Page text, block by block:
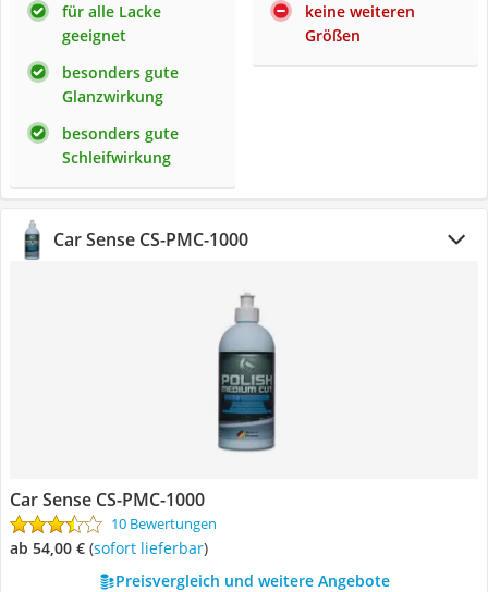
für alle Lacke
geeignet
besonders gute
Glanzwirkung
besonders gute
Schleifwirkung
keine weiteren
Größen
‎Car Sense CS-PMC-1000
‎Car Sense CS-PMC-1000
10 Bewertungen
ab 54,00 € ( Sofort lieferbar)
Preisvergleich und weitere Angebote